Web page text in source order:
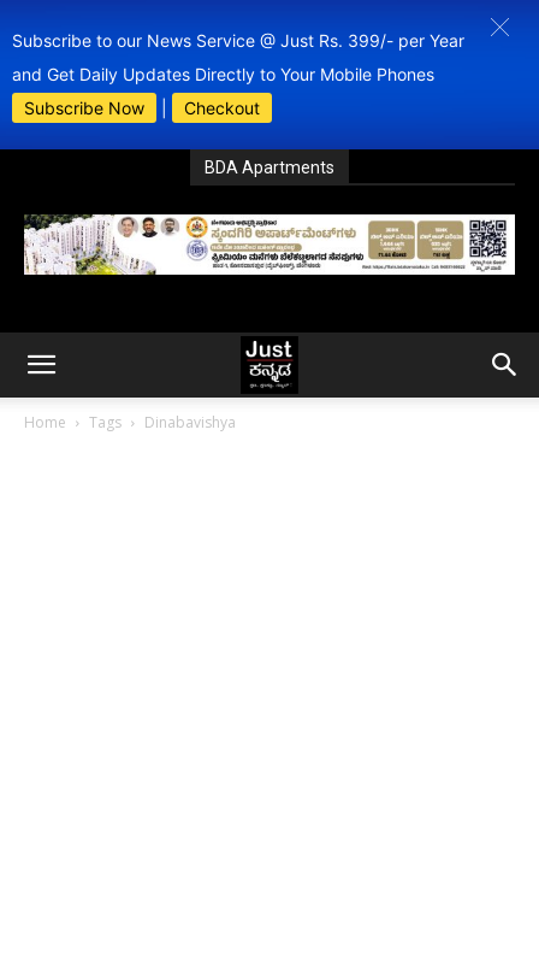
Subscribe to our News Service @ Just Rs. 399/- per Year
and Get Daily Updates Directly to Your Mobile Phones
Subscribe Now
Checkout
BDA Apartments
Home Tags Dinabavishya